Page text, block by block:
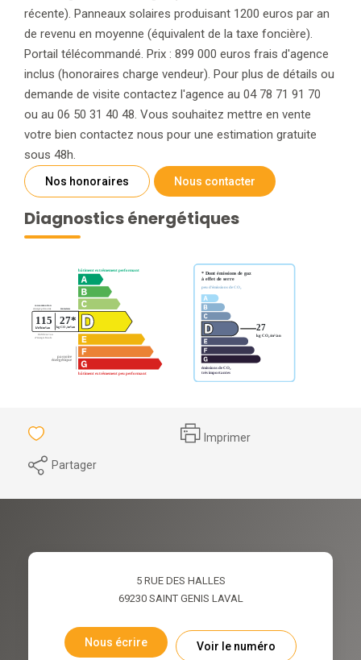
récente). Panneaux solaires produisant 1200 euros par an
de revenu en moyenne (équivalent de la taxe foncière).
Portail télécommandé. Prix : 899 000 euros frais d'agence
inclus (honoraires charge vendeur). Pour plus de détails ou
demande de visite contactez l'agence au 04 78 71 91 70
ou au 06 50 31 40 48. Vous souhaitez mettre en vente
votre bien contactez nous pour une estimation gratuite
sous 48h.
Nos honoraires Nous contacter
Diagnostics énergétiques
Imprimer
Partager
5 RUE DES HALLES
69230 SAINT GENIS LAVAL
Nous écrire Voir le numéro